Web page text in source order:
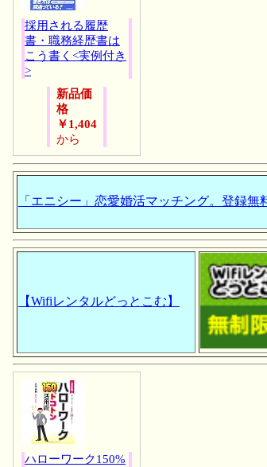
採用される履歴
書・職務経歴書は
こう書く<実例付き
>
新品価
格
￥1,404
から
「エニシー」恋愛婚活マッチング。登録無
【Wifiレンタルどっとこむ】
ハローワーク150%